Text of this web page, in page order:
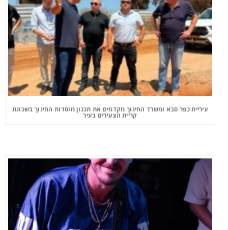
עיריית כפר סבא ומשרד החינוך מקדמים את תכנון מוסדות החינוך בשכונת
קריית הצעירים בעיר